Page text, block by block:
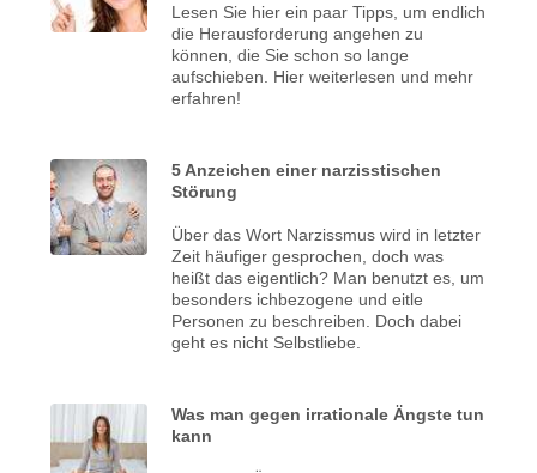
Lesen Sie hier ein paar Tipps, um endlich
die Herausforderung angehen zu
können, die Sie schon so lange
aufschieben. Hier weiterlesen und mehr
erfahren!
5 Anzeichen einer narzisstischen
Störung
Über das Wort Narzissmus wird in letzter
Zeit häufiger gesprochen, doch was
heißt das eigentlich? Man benutzt es, um
besonders ichbezogene und eitle
Personen zu beschreiben. Doch dabei
geht es nicht Selbstliebe.
Was man gegen irrationale Ängste tun
kann